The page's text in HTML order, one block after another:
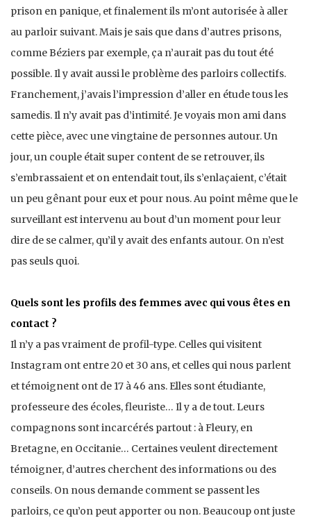
prison en panique, et finalement ils m’ont autorisée à aller
au parloir suivant. Mais je sais que dans d’autres prisons,
comme Béziers par exemple, ça n’aurait pas du tout été
possible. Il y avait aussi le problème des parloirs collectifs.
Franchement, j’avais l’impression d’aller en étude tous les
samedis. Il n’y avait pas d’intimité. Je voyais mon ami dans
cette pièce, avec une vingtaine de personnes autour. Un
jour, un couple était super content de se retrouver, ils
s’embrassaient et on entendait tout, ils s’enlaçaient, c’était
un peu gênant pour eux et pour nous. Au point même que le
surveillant est intervenu au bout d’un moment pour leur
dire de se calmer, qu’il y avait des enfants autour. On n’est
pas seuls quoi.
Quels sont les profils des femmes avec qui vous êtes en
contact ?
Il n’y a pas vraiment de profil-type. Celles qui visitent
Instagram ont entre 20 et 30 ans, et celles qui nous parlent
et témoignent ont de 17 à 46 ans. Elles sont étudiante,
professeure des écoles, fleuriste… Il y a de tout. Leurs
compagnons sont incarcérés partout : à Fleury, en
Bretagne, en Occitanie… Certaines veulent directement
témoigner, d’autres cherchent des informations ou des
conseils. On nous demande comment se passent les
parloirs, ce qu’on peut apporter ou non. Beaucoup ont juste